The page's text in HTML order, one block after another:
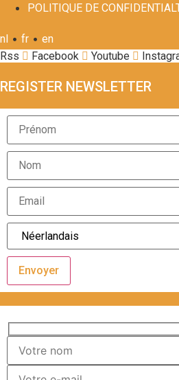
POLITIQUE DE
nl • fr • en
Rss
Facebook Youtube
REGISTER NEWSLETTER
Envoyer